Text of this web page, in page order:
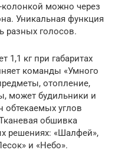
колонкой можно через
Уникальная функция
разных голосов.
1,1 кг при габаритах
команды «Умного
отопление,
может будильники и
обтекаемых углов
обшивка
решениях: «Шалфей»,
и «Небо».